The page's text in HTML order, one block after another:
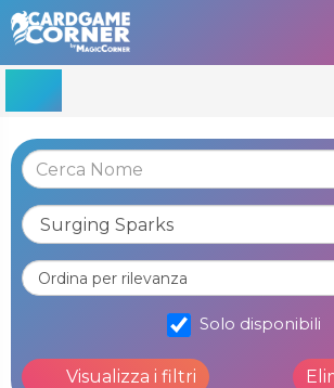
Solo disponibili
Visualizza i filtri